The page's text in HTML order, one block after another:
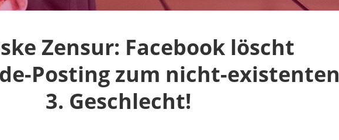
Zensur: Facebook löscht
Posting zum nicht-existenten
3. Geschlecht!